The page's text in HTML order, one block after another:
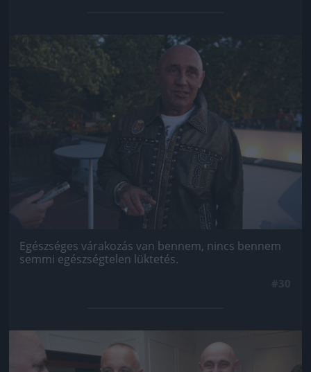
Jön még kép!
Egészséges várakozás van bennem, nincs bennem
semmi egészségtelen lüktetés.
Jön még kép!